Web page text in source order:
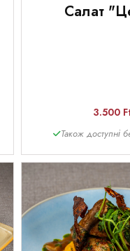
Салат
3.500
Також доступні